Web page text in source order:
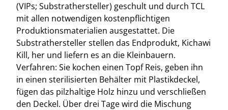
(VIPs; Substrathersteller) geschult und durch TCL
mit allen notwendigen kostenpflichtigen
Produktionsmaterialien ausgestattet. Die
Substrathersteller stellen das Endprodukt, Kichawi
Kill, her und liefern es an die Kleinbauern.
Verfahren: Sie kochen einen Topf Reis, geben ihn
in einen sterilisierten Behälter mit Plastikdeckel,
fügen das pilzhaltige Holz hinzu und verschließen
den Deckel. Über drei Tage wird die Mischung